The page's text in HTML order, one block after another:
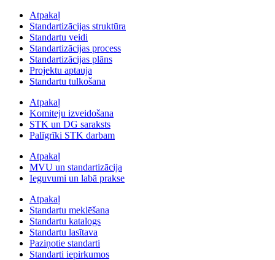
Atpakaļ
Standartizācijas struktūra
Standartu veidi
Standartizācijas process
Standartizācijas plāns
Projektu aptauja
Standartu tulkošana
Atpakaļ
Komiteju izveidošana
STK un DG saraksts
Palīgrīki STK darbam
Atpakaļ
MVU un standartizācija
Ieguvumi un labā prakse
Atpakaļ
Standartu meklēšana
Standartu katalogs
Standartu lasītava
Paziņotie standarti
Standarti iepirkumos